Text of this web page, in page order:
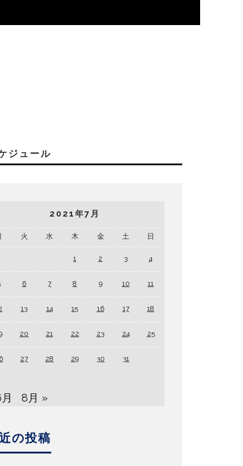
ジュール
2021年7月
火 水 木 金 土 日
1 2 3 4
6 7 8 9 10 11
13 14 15 16 17 18
20 21 22 23 24 25
27 28 29 30 31
8月 »
の投稿